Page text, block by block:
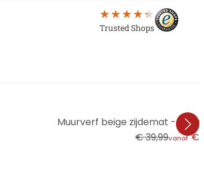
Trusted Shops
Muurverf beige zijdemat - THE
€ 39,99vanaf €